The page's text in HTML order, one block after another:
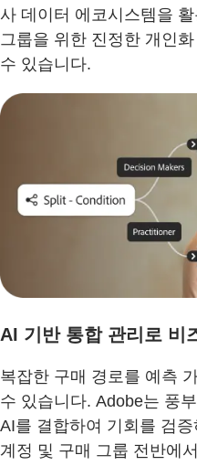
사 데이터 에코시스템을
그룹을 위한 진정한 개인
수 있습니다.
AI 기반 통합 관리로 비
복잡한 구매 경로를 예측
수 있습니다. Adobe는 풍
AI를 결합하여 기회를 검
계정 및 구매 그룹 전반에